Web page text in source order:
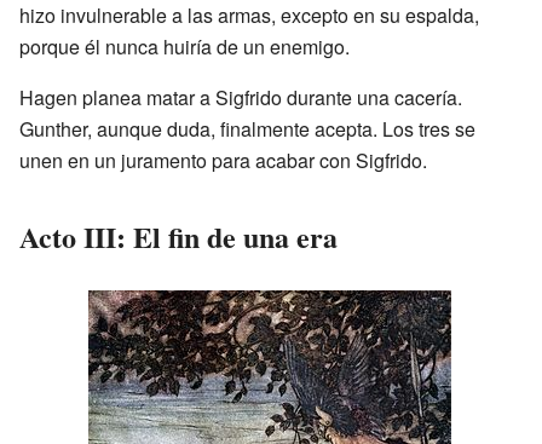
hizo invulnerable a las armas, excepto en su espalda,
porque él nunca huiría de un enemigo.
Hagen planea matar a Sigfrido durante una cacería.
Gunther, aunque duda, finalmente acepta. Los tres se
unen en un juramento para acabar con Sigfrido.
Acto III: El fin de una era